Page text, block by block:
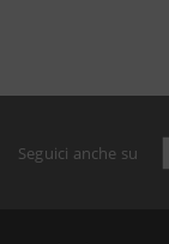
Seguici anche su